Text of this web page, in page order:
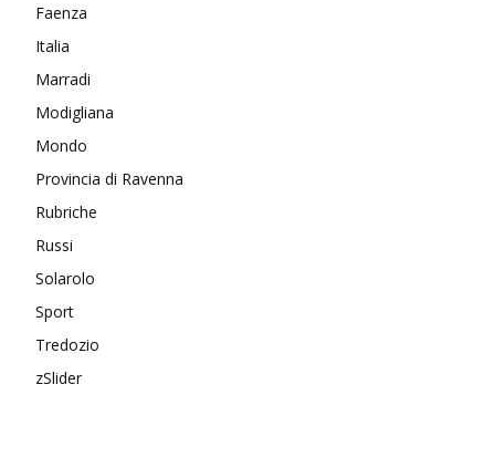
Faenza
Italia
Marradi
Modigliana
Mondo
Provincia di Ravenna
Rubriche
Russi
Solarolo
Sport
Tredozio
zSlider